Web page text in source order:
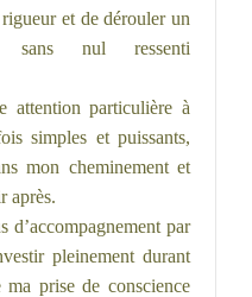
rigueur et de dérouler un
sans nul ressenti
attention particulière à
simples et puissants,
mon cheminement et
après.
d’accompagnement par
pleinement durant
ma prise de conscience